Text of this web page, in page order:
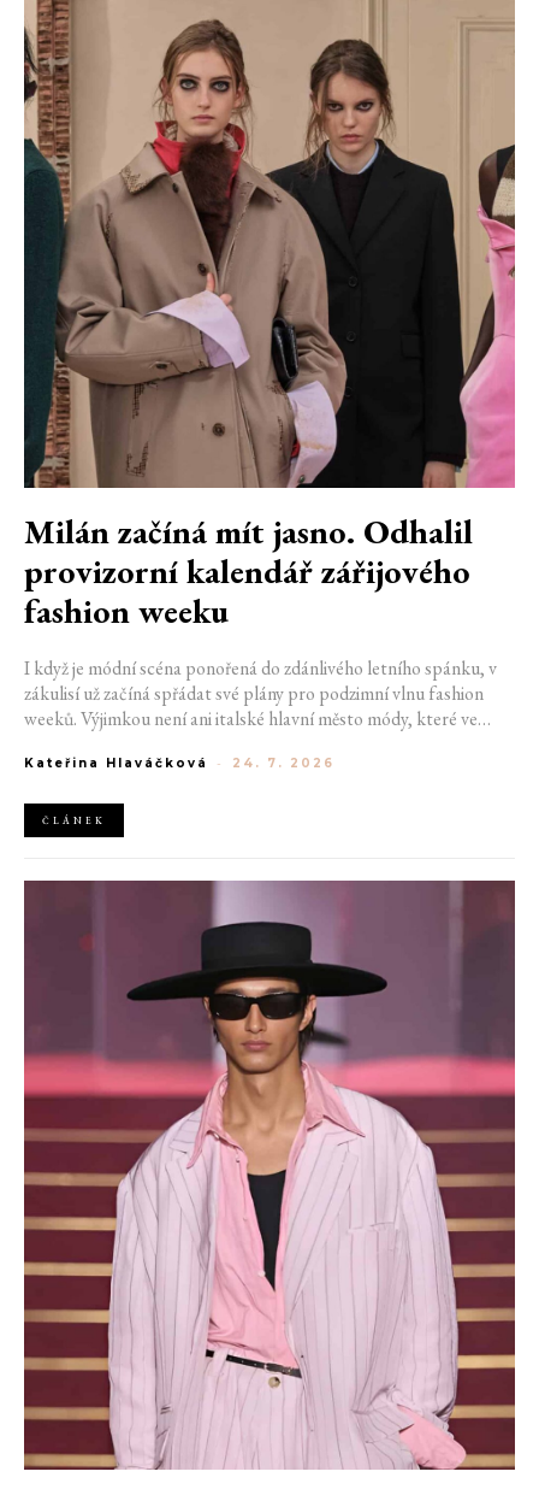
Milán začíná mít jasno. Odhalil
provizorní kalendář zářijového
fashion weeku
I když je módní scéna ponořená do zdánlivého letního spánku, v
zákulisí už začíná spřádat své plány pro podzimní vlnu fashion
weeků. Výjimkou není ani italské hlavní město módy, které ve
22. do 28. září přivítá tradiční jména, pozornost však zaměří
Moschino.
Kateřina Hlaváčková - 24. 7. 2026
ČLÁNEK